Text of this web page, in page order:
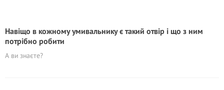
Навіщо в кожному умивальнику є такий отвір і що з ним
потрібно робити
А ви знаєте?